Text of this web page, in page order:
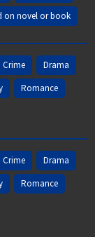
on novel or book
Crime
Drama
Romance
Crime
Drama
Romance